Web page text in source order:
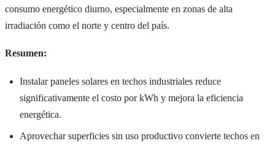
consumo energético diurno, especialmente en zonas de alta
irradiación como el norte y centro del país.
Resumen:
Instalar paneles solares en techos industriales reduce
significativamente el costo por kWh y mejora la eficiencia
energética.
Aprovechar superficies sin uso productivo convierte techos en